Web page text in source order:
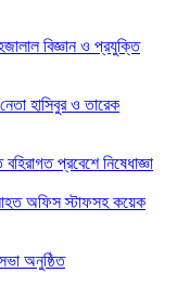
বিজ্ঞান ও প্রযুক্তি
হাসিবুর ও তারেক
প্রবেশে নিষেধাজ্ঞা
আহত অফিস স্টাফসহ কয়েক
অনুষ্ঠিত